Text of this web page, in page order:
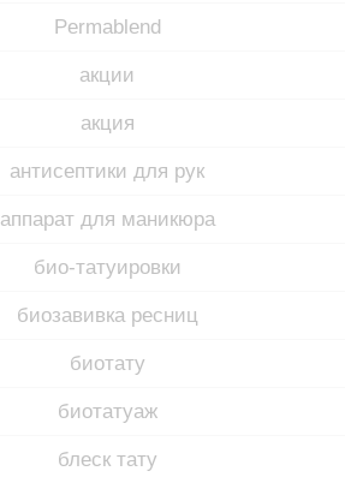
Permablend
акции
акция
антисептики для рук
аппарат для маникюра
био-татуировки
биозавивка ресниц
биотату
биотатуаж
блеск тату